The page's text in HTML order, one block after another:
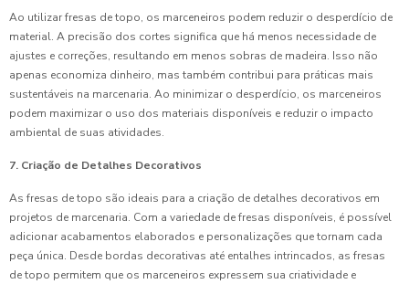
Ao utilizar fresas de topo, os marceneiros podem reduzir o desperdício de
material. A precisão dos cortes significa que há menos necessidade de
ajustes e correções, resultando em menos sobras de madeira. Isso não
apenas economiza dinheiro, mas também contribui para práticas mais
sustentáveis na marcenaria. Ao minimizar o desperdício, os marceneiros
podem maximizar o uso dos materiais disponíveis e reduzir o impacto
ambiental de suas atividades.
7. Criação de Detalhes Decorativos
As fresas de topo são ideais para a criação de detalhes decorativos em
projetos de marcenaria. Com a variedade de fresas disponíveis, é possível
adicionar acabamentos elaborados e personalizações que tornam cada
peça única. Desde bordas decorativas até entalhes intrincados, as fresas
de topo permitem que os marceneiros expressem sua criatividade e